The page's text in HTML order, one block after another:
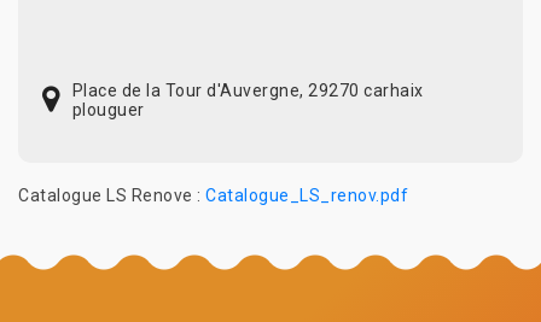
Place de la Tour d'Auvergne, 29270 carhaix
plouguer
Catalogue LS Renove : Catalogue_LS_renov.pdf